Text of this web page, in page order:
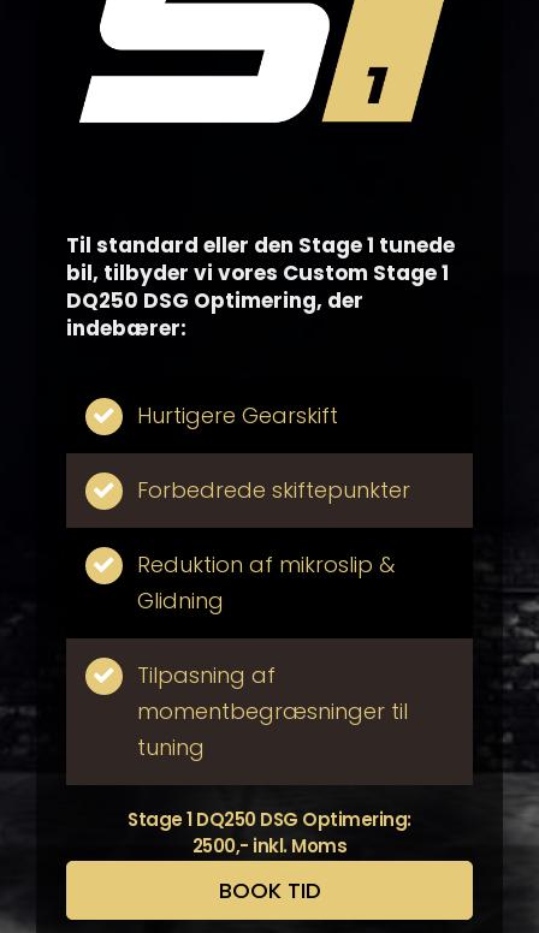
Til standard eller den Stage 1 tunede
bil, tilbyder vi vores Custom Stage 1
DQ250 DSG Optimering, der
indebærer:
Hurtigere Gearskift
Forbedrede skiftepunkter
Reduktion af mikroslip &
Glidning
Tilpasning af
momentbegræsninger til
tuning
Stage 1 DQ250 DSG Optimering:
2500,- inkl. Moms
BOOK TID